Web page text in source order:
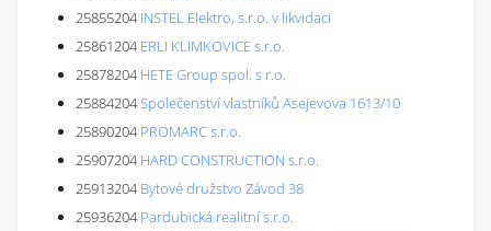
25855204 INSTEL Elektro, s.r.o. v likvidaci
25861204 ERLI KLIMKOVICE s.r.o.
25878204 HETE Group spol. s r.o.
25884204Společenství vlastníků Asejevova 1613/10
25890204 PROMARC s.r.o.
25907204 HARD CONSTRUCTION s.r.o.
25913204 Bytové družstvo Závod 38
25936204 Pardubická realitní s.r.o.